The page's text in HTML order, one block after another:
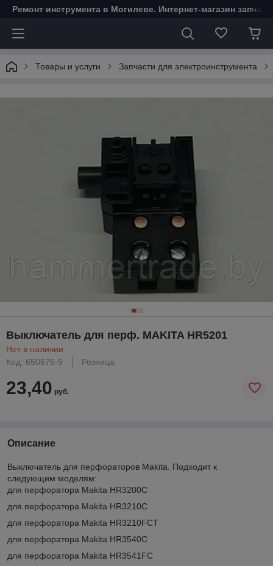
Ремонт инструмента в Могилеве. Интернет-магазин
Товары и услуги Запчасти для электроинструмента
Выключатель для перф. MAKITA HR5201
Нет в наличии
Код: 650676-9
Розница
23,40 руб.
Описание
Выключатель для перфораторов Makita. Подходит к
следующим моделям:
для перфоратора Makita HR3200C
для перфоратора Makita HR3210C
для перфоратора Makita HR3210FCT
для перфоратора Makita HR3540C
для перфоратора Makita HR3541FC